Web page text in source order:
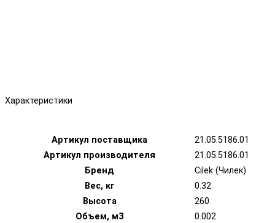
Характеристики
Артикул поставщика
21.05.5186.01
Артикул производителя
21.05.5186.01
Бренд
Cilek (Чилек)
Вес, кг
0.32
Высота
260
Объем, м3
0.002